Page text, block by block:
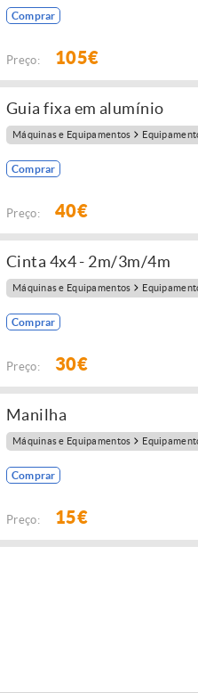
Comprar
Preço: 105€
Guia fixa em alumínio
Máquinas e Equipamentos
Comprar
Preço: 40€
Cinta 4x4 - 2m/3m/4m
Máquinas e Equipamentos
Comprar
Preço: 30€
Manilha
Máquinas e Equipamentos
Comprar
Preço: 15€